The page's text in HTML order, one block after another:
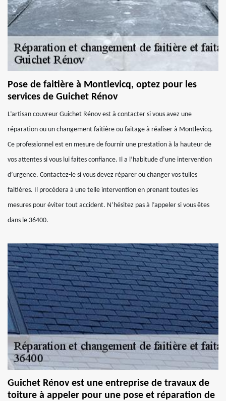
Pose de faitière à Montlevicq, optez pour les
services de Guichet Rénov
L’artisan couvreur Guichet Rénov est à contacter si vous avez une
réparation ou un changement faitière ou faitage à réaliser à Montlevicq.
Ce professionnel est en mesure de fournir une prestation à la hauteur de
vos attentes si vous lui faites confiance. Il a l’habitude d’une intervention
d’urgence. Contactez-le si vous devez réparer ou changer vos tuiles
faitières. Il procédera à une telle intervention en prenant toutes les
mesures pour éviter tout accident. N’hésitez pas à l’appeler si vous êtes
dans le 36400.
Guichet Rénov est une entreprise de travaux de
toiture à appeler pour une pose et réparation de